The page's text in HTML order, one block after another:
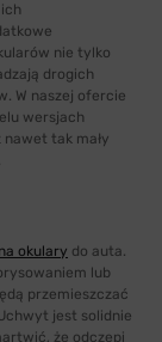
nie tylko
drogich
W naszej ofercie
wersjach
nawet tak mały
okulary do auta.
lub
przemieszczać
jest solidnie
że odczepi